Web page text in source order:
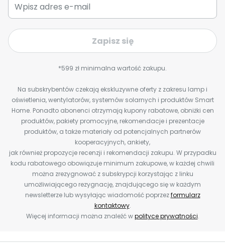
Zapisz się
*599 zł minimalna wartość zakupu.
Na subskrybentów czekają ekskluzywne oferty z zakresu lamp i
oświetlenia, wentylatorów, systemów solarnych i produktów Smart
Home. Ponadto abonenci otrzymają kupony rabatowe, obniżki cen
produktów, pakiety promocyjne, rekomendacje i prezentacje
produktów, a także materiały od potencjalnych partnerów
kooperacyjnych, ankiety,
jak również propozycje recenzji i rekomendacji zakupu. W przypadku
kodu rabatowego obowiązuje minimum zakupowe, w każdej chwili
można zrezygnować z subskrypcji korzystając z linku
umożliwiającego rezygnację, znajdującego się w każdym
newsletterze lub wysyłając wiadomość poprzezformularz
kontaktowy.
Więcej informacji można znaleźć wpolityce prywatności.